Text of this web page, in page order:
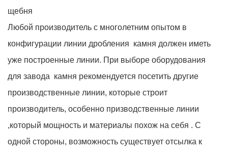
щебня
Любой производитель с многолетним опытом в
конфигурации линии дробления камня должен иметь
уже построенные линии. При выборе оборудования
для завода камня рекомендуется посетить другие
производственные линии, которые строит
производитель, особенно призводственные линии
,который мощность и материалы похож на себя . С
одной стороны, возможность существует отсылка к